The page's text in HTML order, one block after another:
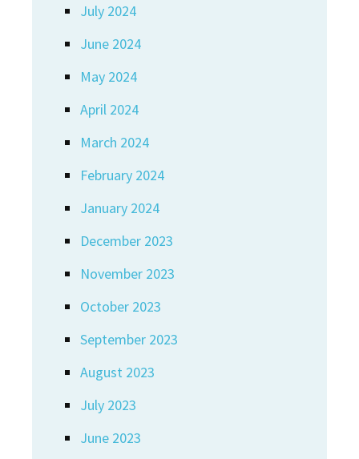
July 2024
June 2024
May 2024
April 2024
March 2024
February 2024
January 2024
December 2023
November 2023
October 2023
September 2023
August 2023
July 2023
June 2023